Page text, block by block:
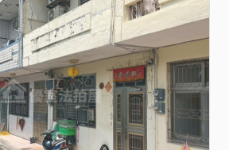
建物，係未辦理建築物所有
權第一次登記之不動產，拍
定後拍定人不能持權利移轉
證書辦理所有權移轉登記，
亦不得以面積不符，請求減
少價金，或撤銷拍定；且若
該建物經建築主管機關認定